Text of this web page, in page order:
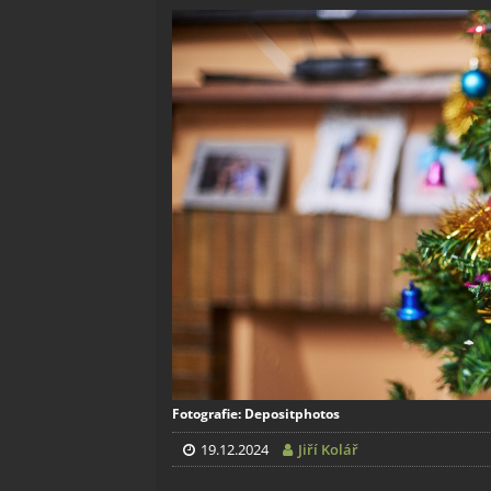
Fotografie: Depositphotos
19.12.2024 Jiří Kolář